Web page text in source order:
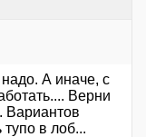
надо. А иначе, с
Верни
Вариантов
в лоб...